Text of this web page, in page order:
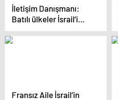
İletişim Danışmanı:
Batılı ülkeler İsrail’i
destekleyerek insan
haklarını kaybetti
Fransız Aile İsrail’in